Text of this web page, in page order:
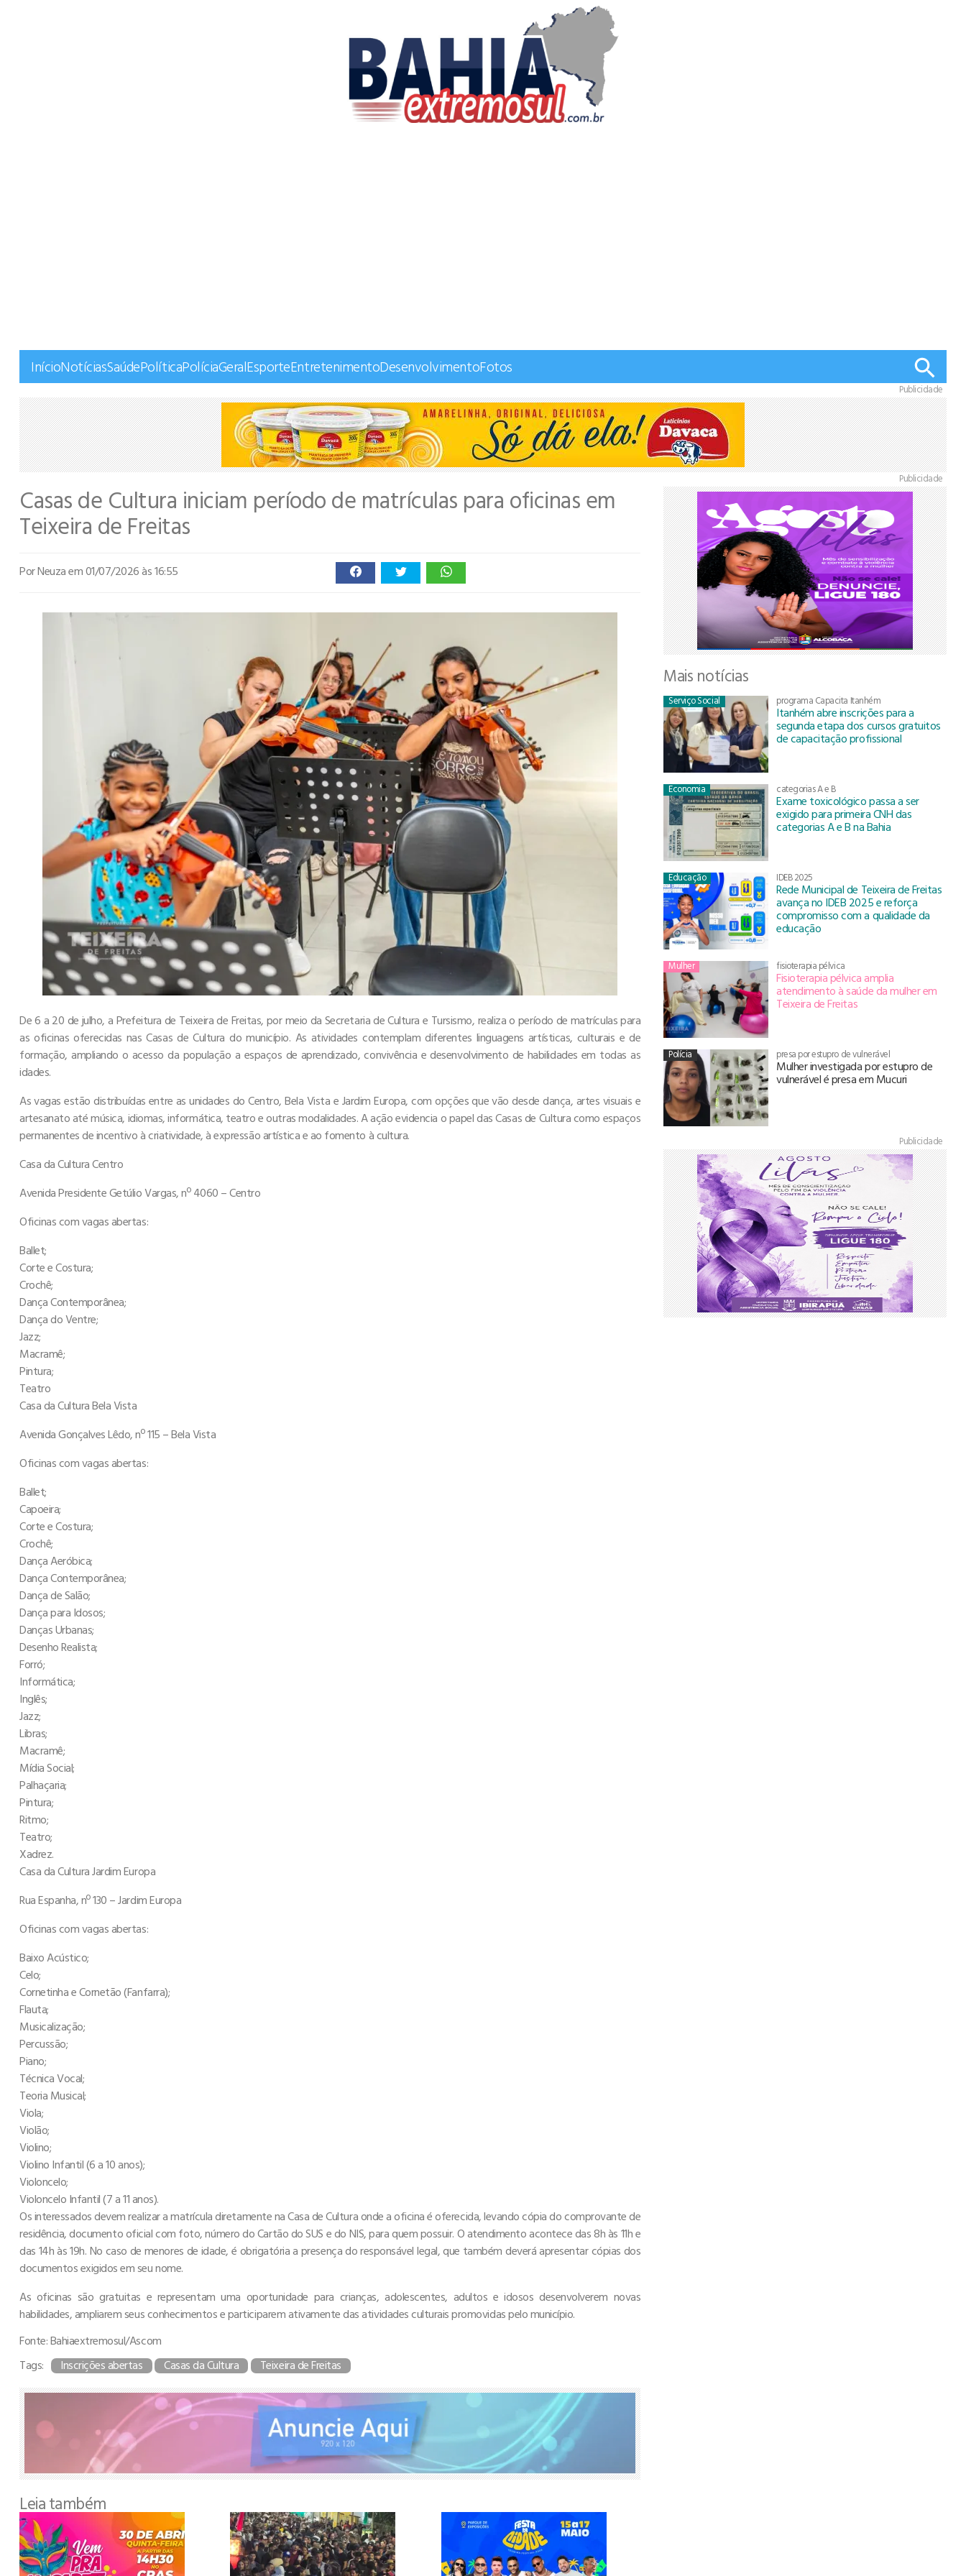
InícioNotíciasSaúdePolíticaPolíciaGeralEsporteEntretenimentoDesenvolvimentoFotos
Publicidade
Casas de Cultura iniciam período de matrículas para oficinas em
Teixeira de Freitas
Por Neuzaem 01/07/2026 às 16:55
De 6 a 20 de julho, a Prefeitura de Teixeira de Freitas, por meio da Secretaria de Cultura e Tursismo, realiza o período de matrículas para
as oficinas oferecidas nas Casas de Cultura do município. As atividades contemplam diferentes linguagens artísticas, culturais e de
formação, ampliando o acesso da população a espaços de aprendizado, convivência e desenvolvimento de habilidades em todas as
idades.
As vagas estão distribuídas entre as unidades do Centro, Bela Vista e Jardim Europa, com opções que vão desde dança, artes visuais e
artesanato até música, idiomas, informática, teatro e outras modalidades. A ação evidencia o papel das Casas de Cultura como espaços
permanentes de incentivo à criatividade, à expressão artística e ao fomento à cultura.
Casa da Cultura Centro
Avenida Presidente Getúlio Vargas, nº 4060 – Centro
Oficinas com vagas abertas:
Ballet;
Corte e Costura;
Crochê;
Dança Contemporânea;
Dança do Ventre;
Jazz;
Macramê;
Pintura;
Teatro
Casa da Cultura Bela Vista
Avenida Gonçalves Lêdo, nº 115 – Bela Vista
Oficinas com vagas abertas:
Ballet;
Capoeira;
Corte e Costura;
Crochê;
Dança Aeróbica;
Dança Contemporânea;
Dança de Salão;
Dança para Idosos;
Danças Urbanas;
Desenho Realista;
Forró;
Informática;
Inglês;
Jazz;
Libras;
Macramê;
Mídia Social;
Palhaçaria;
Pintura;
Ritmo;
Teatro;
Xadrez.
Casa da Cultura Jardim Europa
Rua Espanha, nº 130 – Jardim Europa
Oficinas com vagas abertas:
Baixo Acústico;
Celo;
Cornetinha e Cornetão (Fanfarra);
Flauta;
Musicalização;
Percussão;
Piano;
Técnica Vocal;
Teoria Musical;
Viola;
Violão;
Violino;
Violino Infantil (6 a 10 anos);
Violoncelo;
Violoncelo Infantil (7 a 11 anos).
Os interessados devem realizar a matrícula diretamente na Casa de Cultura onde a oficina é oferecida, levando cópia do comprovante de
residência, documento oficial com foto, número do Cartão do SUS e do NIS, para quem possuir. O atendimento acontece das 8h às 11h e
das 14h às 19h. No caso de menores de idade, é obrigatória a presença do responsável legal, que também deverá apresentar cópias dos
documentos exigidos em seu nome.
As oficinas são gratuitas e representam uma oportunidade para crianças, adolescentes, adultos e idosos desenvolverem novas
habilidades, ampliarem seus conhecimentos e participarem ativamente das atividades culturais promovidas pelo município.
Fonte: Bahiaextremosul/Ascom
Tags:
Inscrições abertas Casas da Cultura Teixeira de Freitas
Leia também
Publicidade
Mais notícias
Serviço Social programa Capacita Itanhém
Itanhém abre inscrições para a
segunda etapa dos cursos gratuitos
de capacitação profissional
Economia categorias A e B
Exame toxicológico passa a ser
exigido para primeira CNH das
categorias A e B na Bahia
Educação IDEB 2025
Rede Municipal de Teixeira de Freitas
avança no IDEB 2025 e reforça
compromisso com a qualidade da
educação
Mulher fisioterapia pélvica
Fisioterapia pélvica amplia
atendimento à saúde da mulher em
Teixeira de Freitas
Polícia presa por estupro de vulnerável
Mulher investigada por estupro de
vulnerável é presa em Mucuri
Publicidade